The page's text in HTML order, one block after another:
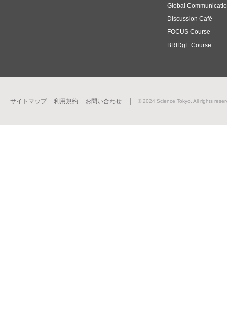
Global
Discussion Café
FOCUS Course
BRIDgE Course
サイトマップ 利用規約 お問い合わせ © 2024 Science Tokyo. All rights